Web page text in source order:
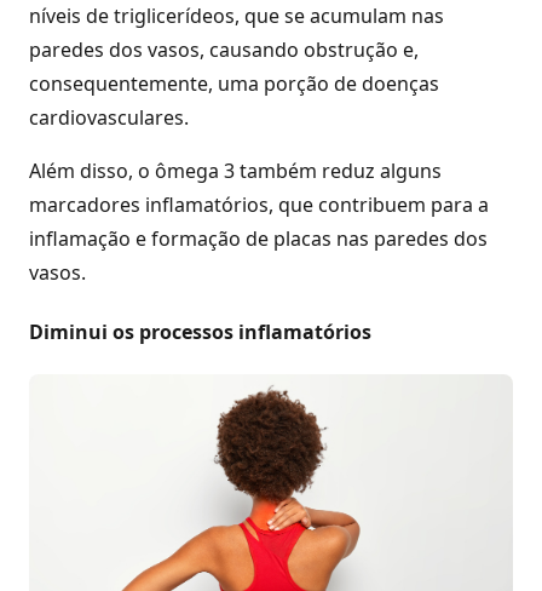
níveis de triglicerídeos, que se acumulam nas
paredes dos vasos, causando obstrução e,
consequentemente, uma porção de doenças
cardiovasculares.
Além disso, o ômega 3 também reduz alguns
marcadores inflamatórios, que contribuem para a
inflamação e formação de placas nas paredes dos
vasos.
Diminui os processos inflamatórios